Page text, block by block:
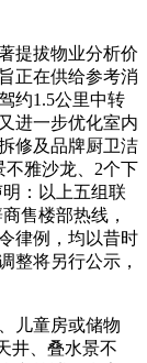
提拔物业分析价
正在供给参考消
约1.5公里中转
进一步优化室内
修及品牌厨卫洁
不雅沙龙、2个下
：以上五组联
售楼部热线，
律例，均以昔时
整将另行公示，
儿童房或储物
井、叠水景不